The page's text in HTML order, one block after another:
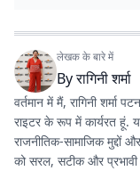
लेखक के बारे में
Byरागिनी शर्मा
वर्तमान में मैं, रागिनी शर्मा
राइटर के रूप में कार्यरत हूं.
राजनीतिक-सामाजिक मुद्दों
को सरल, सटीक और प्रभावी